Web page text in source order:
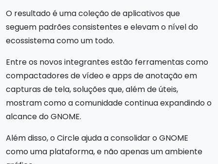
O resultado é uma coleção de aplicativos que
seguem padrões consistentes e elevam o nível do
ecossistema como um todo.
Entre os novos integrantes estão ferramentas como
compactadores de vídeo e apps de anotação em
capturas de tela, soluções que, além de úteis,
mostram como a comunidade continua expandindo o
alcance do GNOME.
Além disso, o Circle ajuda a consolidar o GNOME
como uma plataforma, e não apenas um ambiente